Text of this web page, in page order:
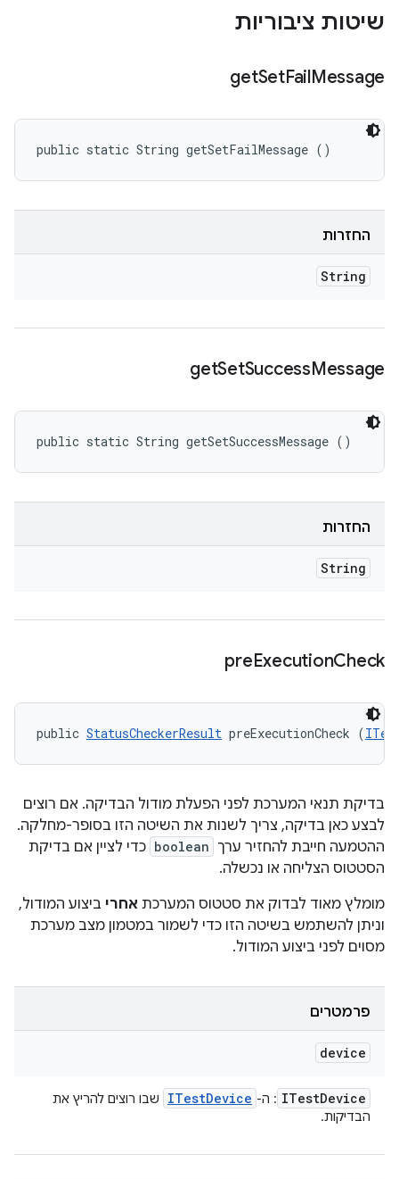
שיטות ציבוריות
getSetFailMessage
public static String getSetFailMessage ()
החזרות
String
getSetSuccessMessage
public static String getSetSuccessMessage ()
החזרות
String
preExecutionCheck
public StatusCheckerResult preExecutionCheck (
בדיקת תנאי המערכת לפני הפעלת מודול הבדיקה. אם רוצים
לבצע כאן בדיקה, צריך לשנות את השיטה הזו בסופר-מחלקה.
ההטמעה חייבת להחזיר ערך boolean כדי לציין אם בדיקת
הסטטוס הצליחה או נכשלה.
מומלץ מאוד לבדוק את סטטוס המערכת אחרי ביצוע המודול,
וניתן להשתמש בשיטה הזו כדי לשמור במטמון מצב מערכת
מסוים לפני ביצוע המודול.
פרמטרים
device
ITestDevice : ה- ITestDevice
שבו רוצים להריץ את
הבדיקות.